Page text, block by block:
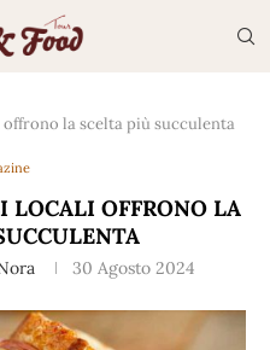
offrono la scelta più succulenta
LOCALI OFFRONO LA
30 Agosto 2024